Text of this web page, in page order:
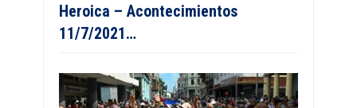
Heroica – Acontecimientos
11/7/2021…